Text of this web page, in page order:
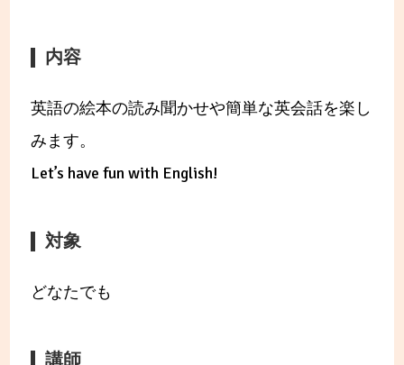
内容
英語の絵本の読み聞かせや簡単な英会話を楽し
みます。
Let’s have fun with English!
対象
どなたでも
講師